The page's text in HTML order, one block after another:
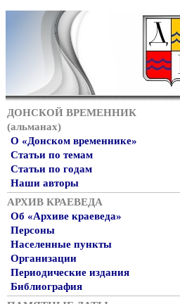
ДОНСКОЙ ВРЕМЕННИК
(альманах)
О «Донском временнике»
Статьи по темам
Статьи по годам
Наши авторы
АРХИВ КРАЕВЕДА
Об «Архиве краеведа»
Персоны
Населенные пункты
Организации
Периодические издания
Библиография